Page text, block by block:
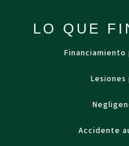
LO QUE
Lesiones
Accidente